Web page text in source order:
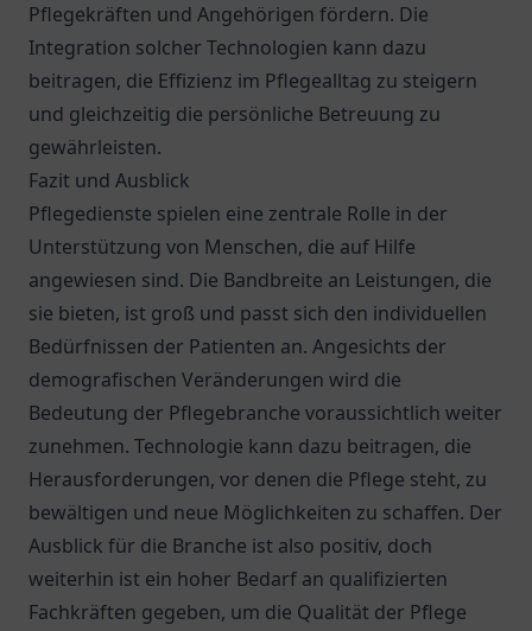
Pflegekräften und Angehörigen fördern. Die
Integration solcher Technologien kann dazu
beitragen, die Effizienz im Pflegealltag zu steigern
und gleichzeitig die persönliche Betreuung zu
gewährleisten.
Fazit und Ausblick
Pflegedienste spielen eine zentrale Rolle in der
Unterstützung von Menschen, die auf Hilfe
angewiesen sind. Die Bandbreite an Leistungen, die
sie bieten, ist groß und passt sich den individuellen
Bedürfnissen der Patienten an. Angesichts der
demografischen Veränderungen wird die
Bedeutung der Pflegebranche voraussichtlich weiter
zunehmen. Technologie kann dazu beitragen, die
Herausforderungen, vor denen die Pflege steht, zu
bewältigen und neue Möglichkeiten zu schaffen. Der
Ausblick für die Branche ist also positiv, doch
weiterhin ist ein hoher Bedarf an qualifizierten
Fachkräften gegeben, um die Qualität der Pflege